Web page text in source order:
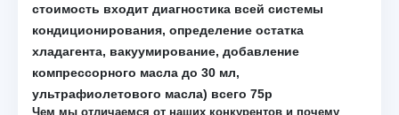
стоимость входит диагностика всей системы
кондиционирования, определение остатка
хладагента, вакуумирование, добавление
компрессорного масла до 30 мл,
ультрафиолетового масла) всего 75р
Чем мы отличаемся от наших конкурентов и почему